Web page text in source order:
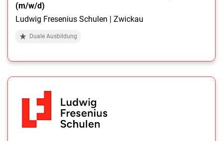
(m/w/d)
Ludwig Fresenius Schulen | Zwickau
Duale Ausbildung